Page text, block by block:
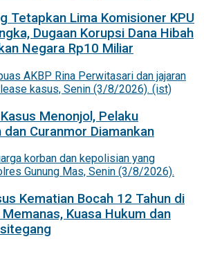
Tetapkan Lima Komisioner KPU
Dugaan Korupsi Dana Hibah
Negara Rp10 Miliar
Menonjol, Pelaku
Curanmor Diamankan
Kematian Bocah 12 Tahun di
Kuasa Hukum dan